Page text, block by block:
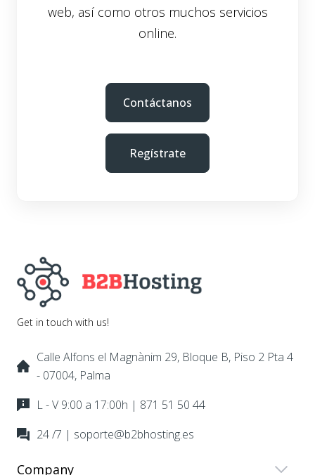
web, así como otros muchos servicios
online.
Regístrate
Contáctanos
Get in touch with us!
Calle Alfons el Magnànim 29, Bloque B, Piso 2 Pta 4
- 07004, Palma
L - V 9:00 a 17:00h | 871 51 50 44
24 /7 | soporte@b2bhosting.es
Company